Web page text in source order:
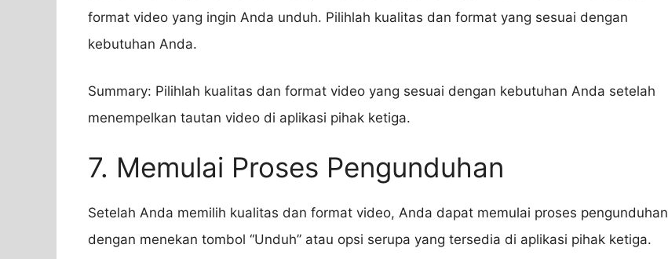
format video yang ingin Anda unduh. Pilihlah kualitas dan format yang sesuai dengan
kebutuhan Anda.
Summary: Pilihlah kualitas dan format video yang sesuai dengan kebutuhan Anda setelah
menempelkan tautan video di aplikasi pihak ketiga.
7. Memulai Proses Pengunduhan
Setelah Anda memilih kualitas dan format video, Anda dapat memulai proses pengunduhan
dengan menekan tombol “Unduh” atau opsi serupa yang tersedia di aplikasi pihak ketiga.